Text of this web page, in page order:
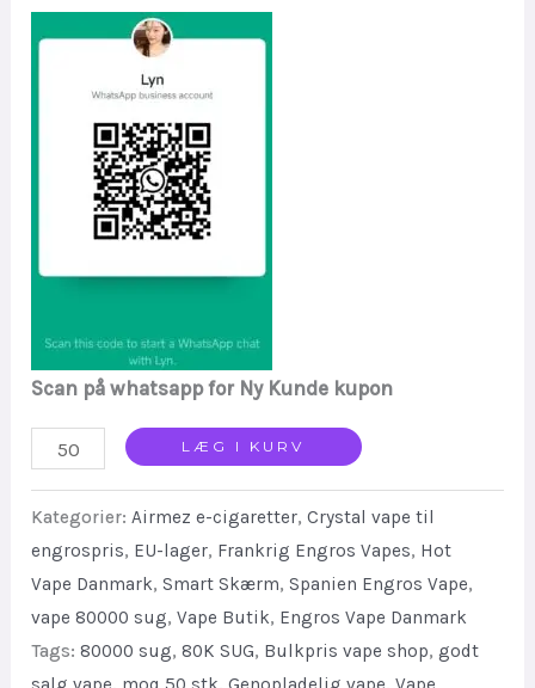
Scan på whatsapp for Ny Kunde kupon
Buy
FOX
2
in
1
80000
LÆG I KURV
Kategorier:Airmez e-cigaretter,Crystal vape til
engrospris, EU-lager, Frankrig Engros Vapes, Hot
Vape Danmark,Smart Skærm,Spanien Engros Vape,
vape 80000 sug,Vape Butik, Engros Vape Danmark
Tags:80000 sug,80K SUG, Bulkpris vape shop,godt